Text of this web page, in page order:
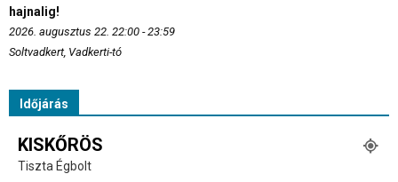
hajnalig!
2026. augusztus 22. 22:00 - 23:59
Soltvadkert, Vadkerti-tó
Időjárás
KISKŐRÖS
Tiszta Égbolt